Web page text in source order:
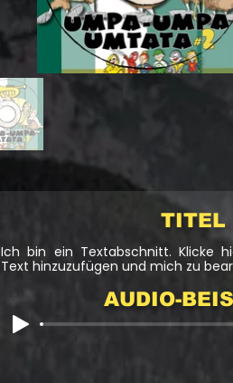
TITEL
Ich bin ein Textabschnitt. Klicke
Text hinzuzufügen und mich zu
AUDIO-